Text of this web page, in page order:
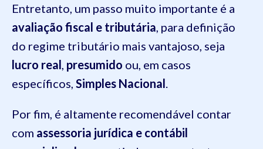
Entretanto, um passo muito importante é a
avaliação fiscal e tributária , para definição
do regime tributário mais vantajoso, seja
lucro real presumido ou, em casos
específicos, Simples Nacional
Por fim, é altamente recomendável contar
com assessoria jurídica e contábil